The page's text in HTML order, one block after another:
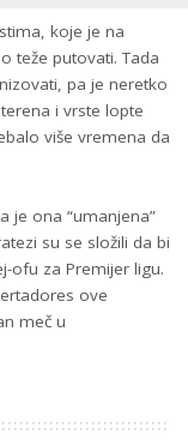
koje je na
teže putovati. Tada
pa je neretko
i vrste lopte
više vremena da
je ona “umanjena”
su se složili da bi
ofu za Premijer ligu.
ove
meč u